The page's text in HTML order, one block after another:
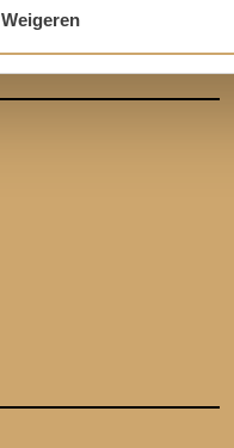
Weigeren